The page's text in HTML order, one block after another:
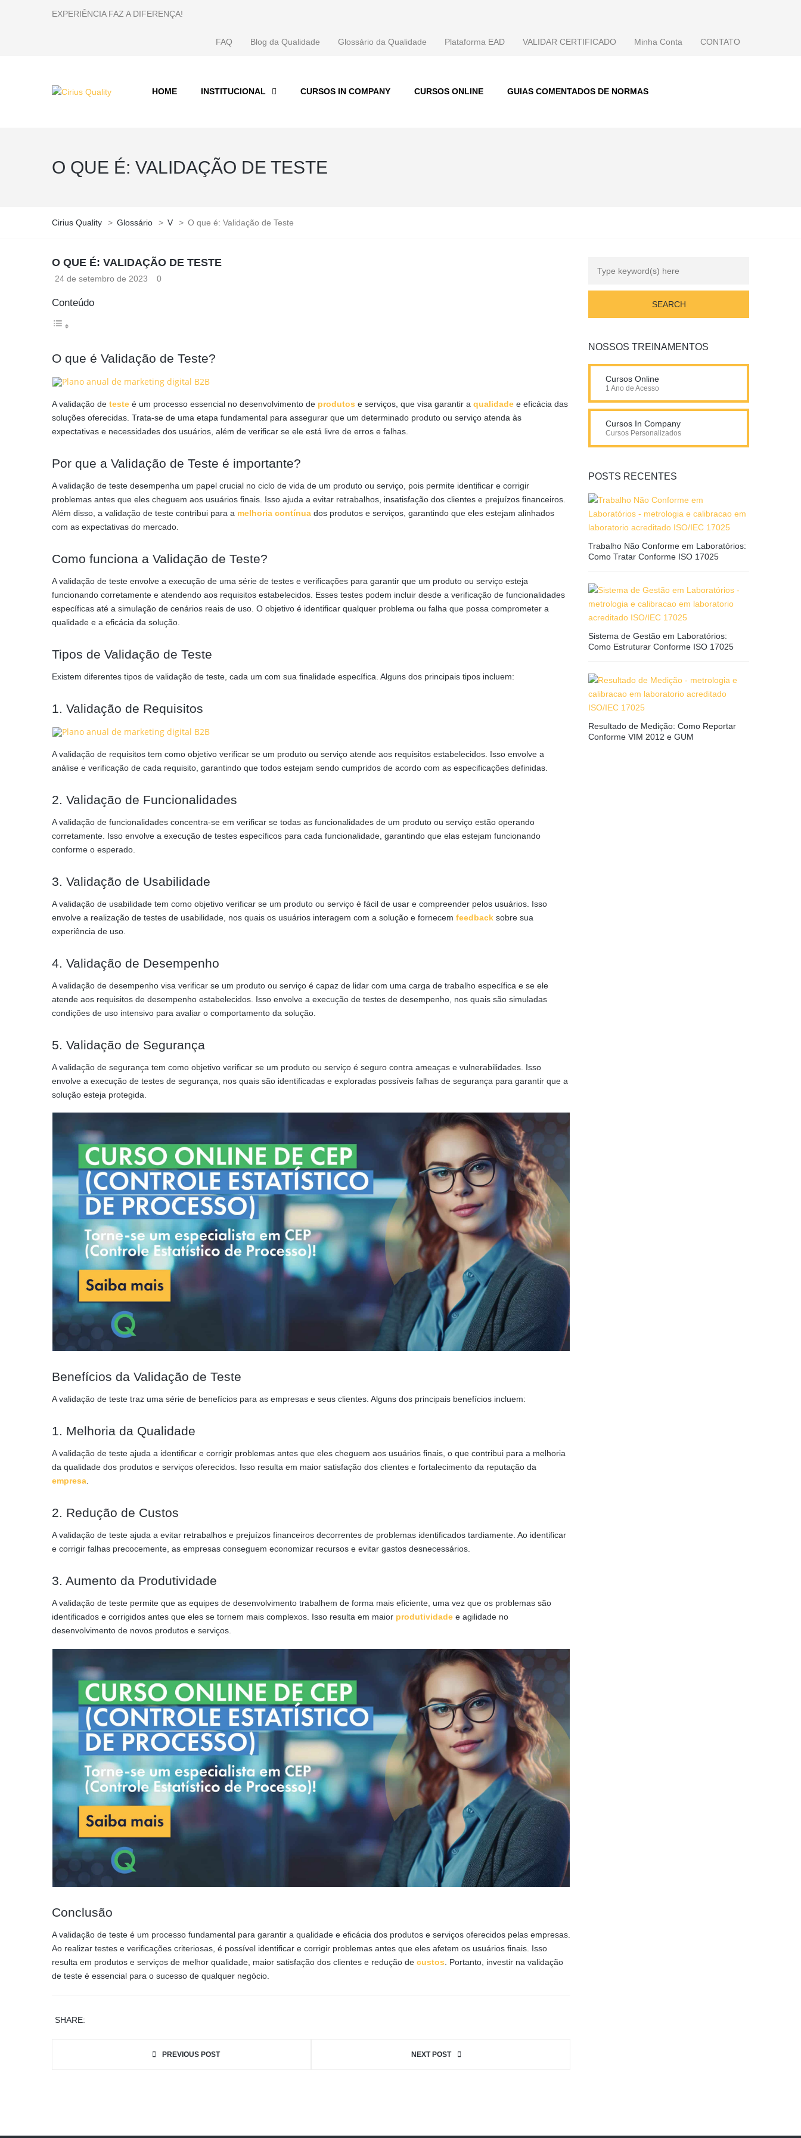
EXPERIÊNCIA FAZ A DIFERENÇA!
FAQ Blog da Qualidade Glossário da Qualidade Plataforma EAD VALIDAR CERTIFICADO Minha Conta CONTATO
HOME INSTITUCIONAL CURSOS IN COMPANY CURSOS ONLINE GUIAS COMENTADOS DE NORMAS
O QUE É: VALIDAÇÃO DE TESTE
Cirius Quality > Glossário > V > O que é: Validação de Teste
O QUE É: VALIDAÇÃO DE TESTE
24 de setembro de 2023 0
Conteúdo
O que é Validação de Teste?
A validação de teste é um processo essencial no desenvolvimento de produtos e serviços, que visa garantir a qualidade e eficácia das
soluções oferecidas. Trata-se de uma etapa fundamental para assegurar que um determinado produto ou serviço atenda às
expectativas e necessidades dos usuários, além de verificar se ele está livre de erros e falhas.
Por que a Validação de Teste é importante?
A validação de teste desempenha um papel crucial no ciclo de vida de um produto ou serviço, pois permite identificar e corrigir
problemas antes que eles cheguem aos usuários finais. Isso ajuda a evitar retrabalhos, insatisfação dos clientes e prejuízos financeiros.
Além disso, a validação de teste contribui para a melhoria contínua dos produtos e serviços, garantindo que eles estejam alinhados
com as expectativas do mercado.
Como funciona a Validação de Teste?
A validação de teste envolve a execução de uma série de testes e verificações para garantir que um produto ou serviço esteja
funcionando corretamente e atendendo aos requisitos estabelecidos. Esses testes podem incluir desde a verificação de funcionalidades
específicas até a simulação de cenários reais de uso. O objetivo é identificar qualquer problema ou falha que possa comprometer a
qualidade e a eficácia da solução.
Tipos de Validação de Teste
Existem diferentes tipos de validação de teste, cada um com sua finalidade específica. Alguns dos principais tipos incluem:
1. Validação de Requisitos
A validação de requisitos tem como objetivo verificar se um produto ou serviço atende aos requisitos estabelecidos. Isso envolve a
análise e verificação de cada requisito, garantindo que todos estejam sendo cumpridos de acordo com as especificações definidas.
2. Validação de Funcionalidades
A validação de funcionalidades concentra-se em verificar se todas as funcionalidades de um produto ou serviço estão operando
corretamente. Isso envolve a execução de testes específicos para cada funcionalidade, garantindo que elas estejam funcionando
conforme o esperado.
3. Validação de Usabilidade
A validação de usabilidade tem como objetivo verificar se um produto ou serviço é fácil de usar e compreender pelos usuários. Isso
envolve a realização de testes de usabilidade, nos quais os usuários interagem com a solução e fornecem feedback sobre sua
experiência de uso.
4. Validação de Desempenho
A validação de desempenho visa verificar se um produto ou serviço é capaz de lidar com uma carga de trabalho específica e se ele
atende aos requisitos de desempenho estabelecidos. Isso envolve a execução de testes de desempenho, nos quais são simuladas
condições de uso intensivo para avaliar o comportamento da solução.
5. Validação de Segurança
A validação de segurança tem como objetivo verificar se um produto ou serviço é seguro contra ameaças e vulnerabilidades. Isso
envolve a execução de testes de segurança, nos quais são identificadas e exploradas possíveis falhas de segurança para garantir que a
solução esteja protegida.
Benefícios da Validação de Teste
A validação de teste traz uma série de benefícios para as empresas e seus clientes. Alguns dos principais benefícios incluem:
1. Melhoria da Qualidade
A validação de teste ajuda a identificar e corrigir problemas antes que eles cheguem aos usuários finais, o que contribui para a melhoria
da qualidade dos produtos e serviços oferecidos. Isso resulta em maior satisfação dos clientes e fortalecimento da reputação da
empresa.
2. Redução de Custos
A validação de teste ajuda a evitar retrabalhos e prejuízos financeiros decorrentes de problemas identificados tardiamente. Ao identificar
e corrigir falhas precocemente, as empresas conseguem economizar recursos e evitar gastos desnecessários.
3. Aumento da Produtividade
A validação de teste permite que as equipes de desenvolvimento trabalhem de forma mais eficiente, uma vez que os problemas são
identificados e corrigidos antes que eles se tornem mais complexos. Isso resulta em maior produtividade e agilidade no
desenvolvimento de novos produtos e serviços.
Conclusão
A validação de teste é um processo fundamental para garantir a qualidade e eficácia dos produtos e serviços oferecidos pelas empresas.
Ao realizar testes e verificações criteriosas, é possível identificar e corrigir problemas antes que eles afetem os usuários finais. Isso
resulta em produtos e serviços de melhor qualidade, maior satisfação dos clientes e redução de custos. Portanto, investir na validação
de teste é essencial para o sucesso de qualquer negócio.
SHARE:
PREVIOUS POST NEXT POST
NOSSOS TREINAMENTOS
Cursos Online
1 Ano de Acesso
Cursos In Company
Cursos Personalizados
POSTS RECENTES
Trabalho Não Conforme em Laboratórios:
Como Tratar Conforme ISO 17025
Sistema de Gestão em Laboratórios:
Como Estruturar Conforme ISO 17025
Resultado de Medição: Como Reportar
Conforme VIM 2012 e GUM